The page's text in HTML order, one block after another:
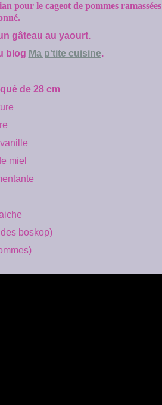
pour le cageot de pommes ramassées
gâteau au yaourt.
blog Ma p'tite cuisine.
de 28 cm
miel
boskop)